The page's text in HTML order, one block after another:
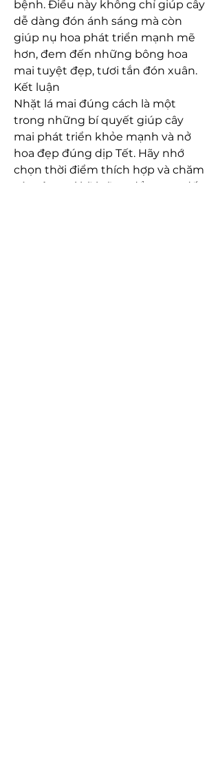
bệnh. Điều này không chỉ giúp cây
dễ dàng đón ánh sáng mà còn
giúp nụ hoa phát triển mạnh mẽ
hơn, đem đến những bông hoa
mai tuyệt đẹp, tươi tắn đón xuân.
Kết luận
Nhặt lá mai đúng cách là một
trong những bí quyết giúp cây
mai phát triển khỏe mạnh và nở
hoa đẹp đúng dịp Tết. Hãy nhớ
chọn thời điểm thích hợp và chăm
sóc cây mai kỹ lưỡng để mang đến